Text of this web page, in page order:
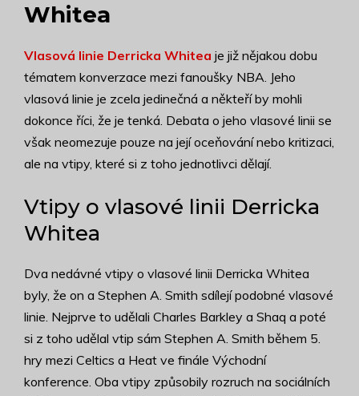
Whitea
Vlasová linie Derricka Whitea je již nějakou dobu
tématem konverzace mezi fanoušky NBA. Jeho
vlasová linie je zcela jedinečná a někteří by mohli
dokonce říci, že je tenká. Debata o jeho vlasové linii se
však neomezuje pouze na její oceňování nebo kritizaci,
ale na vtipy, které si z toho jednotlivci dělají.
Vtipy o vlasové linii Derricka
Whitea
Dva nedávné vtipy o vlasové linii Derricka Whitea
byly, že on a Stephen A. Smith sdílejí podobné vlasové
linie. Nejprve to udělali Charles Barkley a Shaq a poté
si z toho udělal vtip sám Stephen A. Smith během 5.
hry mezi Celtics a Heat ve finále Východní
konference. Oba vtipy způsobily rozruch na sociálních